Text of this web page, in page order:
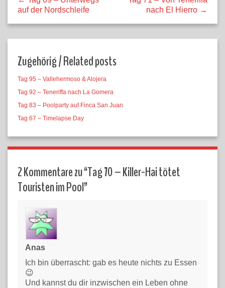
auf der Nordschleife
nach El Hierro →
Zugehörig / Related posts
Tag 95 – Vallehermoso & Alojera
Tag 92 – Teneriffa nach La Gomera
Tag 83 – Poolparty auf Finca San Juan
Tag 67 – Timelapse Day
2 Kommentare zu “Tag 70 – Killer-Hai tötet
Touristen im Pool”
Anas
Ich bin überrascht: gab es heute nichts zu Essen
😉
Und kannst du dir inzwischen ein Leben ohne